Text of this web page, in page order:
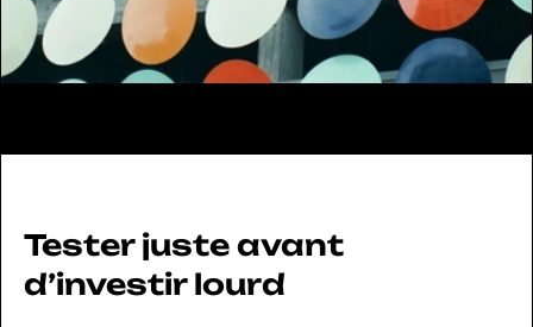
Tester juste avant
d’investir lourd